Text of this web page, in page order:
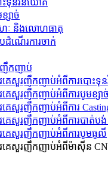
សាច់
ៈ និងលោហធាតុ
ដំណើរការចាក់
កញាប់
េសួរញឹកញាប់អំពីការបោះទុ
សួរញឹកញាប់អំពីការបូមខ្សា
សួរញឹកញាប់អំពីការ
សួរញឹកញាប់អំពីការបាត់បង់
េសួរញឹកញាប់អំពីការបូមធូលី
េសួរញឹកញាប់អំពីម៉ាស៊ីន